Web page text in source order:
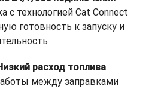
с технологией Cat Connect
готовность к запуску и
расход топлива
между заправками